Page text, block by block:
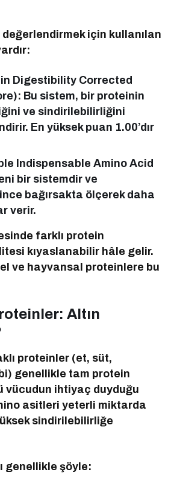
için kullanılan
Digestibility Corrected
Bu sistem, bir proteinin
ve sindirilebilirliğini
En yüksek puan 1.00’dır
Indispensable Amino Acid
bir sistemdir ve
bağırsakta ölçerek daha
verir.
farklı protein
kıyaslanabilir hâle gelir.
ve hayvansal proteinlere bu
Altın
proteinler (et, süt,
genellikle tam protein
vücudun ihtiyaç duyduğu
asitleri yeterli miktarda
sindirilebilirliğe
genellikle şöyle: